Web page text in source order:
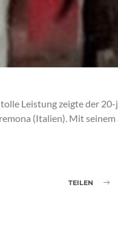
Leistung zeigte der
(Italien). Mit seinem
TEILEN